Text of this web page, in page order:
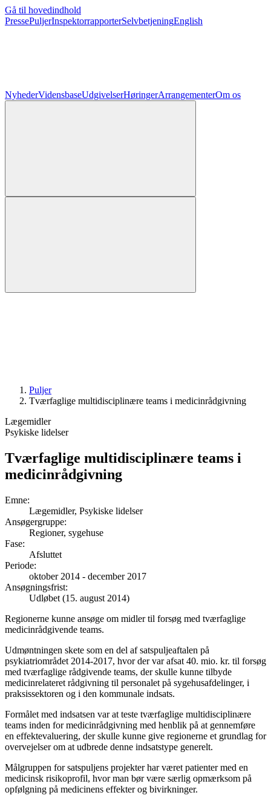
Gå til hovedindhold
PressePuljerInspektorrapporterSelvbetjeningEnglish
NyhederVidensbaseUdgivelserHøringerArrangementerOm os
Puljer
Tvær­faglige multi­disciplinære teams i medicin­rådgivning
Lægemidler
Psykiske lidelser
Tvær­faglige multi­disciplinære teams i
medicin­rådgivning
Emne:
Lægemidler, Psykiske lidelser
Ansøgergruppe:
Regioner, sygehuse
Fase:
Afsluttet
Periode:
oktober 2014 - december 2017
Ansøgningsfrist:
Udløbet (15. august 2014)
Regionerne kunne ansøge om midler til forsøg med tværfaglige
medicinrådgivende teams.
Udmøntningen skete som en del af satspuljeaftalen på
psykiatriområdet 2014-2017, hvor der var afsat 40. mio. kr. til forsøg
med tværfaglige rådgivende teams, der skulle kunne tilbyde
medicinrelateret rådgivning til personalet på sygehusafdelinger, i
praksissektoren og i den kommunale indsats.
Formålet med indsatsen var at teste tværfaglige multidisciplinære
teams inden for medicinrådgivning med henblik på at gennemføre
en effektevaluering, der skulle kunne give regionerne et grundlag for
overvejelser om at udbrede denne indsatstype generelt.
Målgruppen for satspuljens projekter har været patienter med en
medicinsk risikoprofil, hvor man bør være særlig opmærksom på
opfølgning på medicinens effekter og bivirkninger.